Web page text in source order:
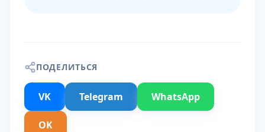
ПОДЕЛИТЬСЯ
VK Telegram WhatsApp
OK